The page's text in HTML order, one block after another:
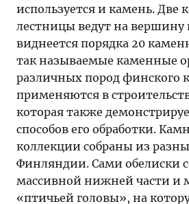
используется и камень. Две
лестницы ведут на вершину
виднеется порядка 20
так называемые каменные
различных пород финского
применяются в
которая также
способов его обработки.
коллекции собраны из
Финляндии. Сами обелиски
массивной нижней части и
«птичьей головы», на